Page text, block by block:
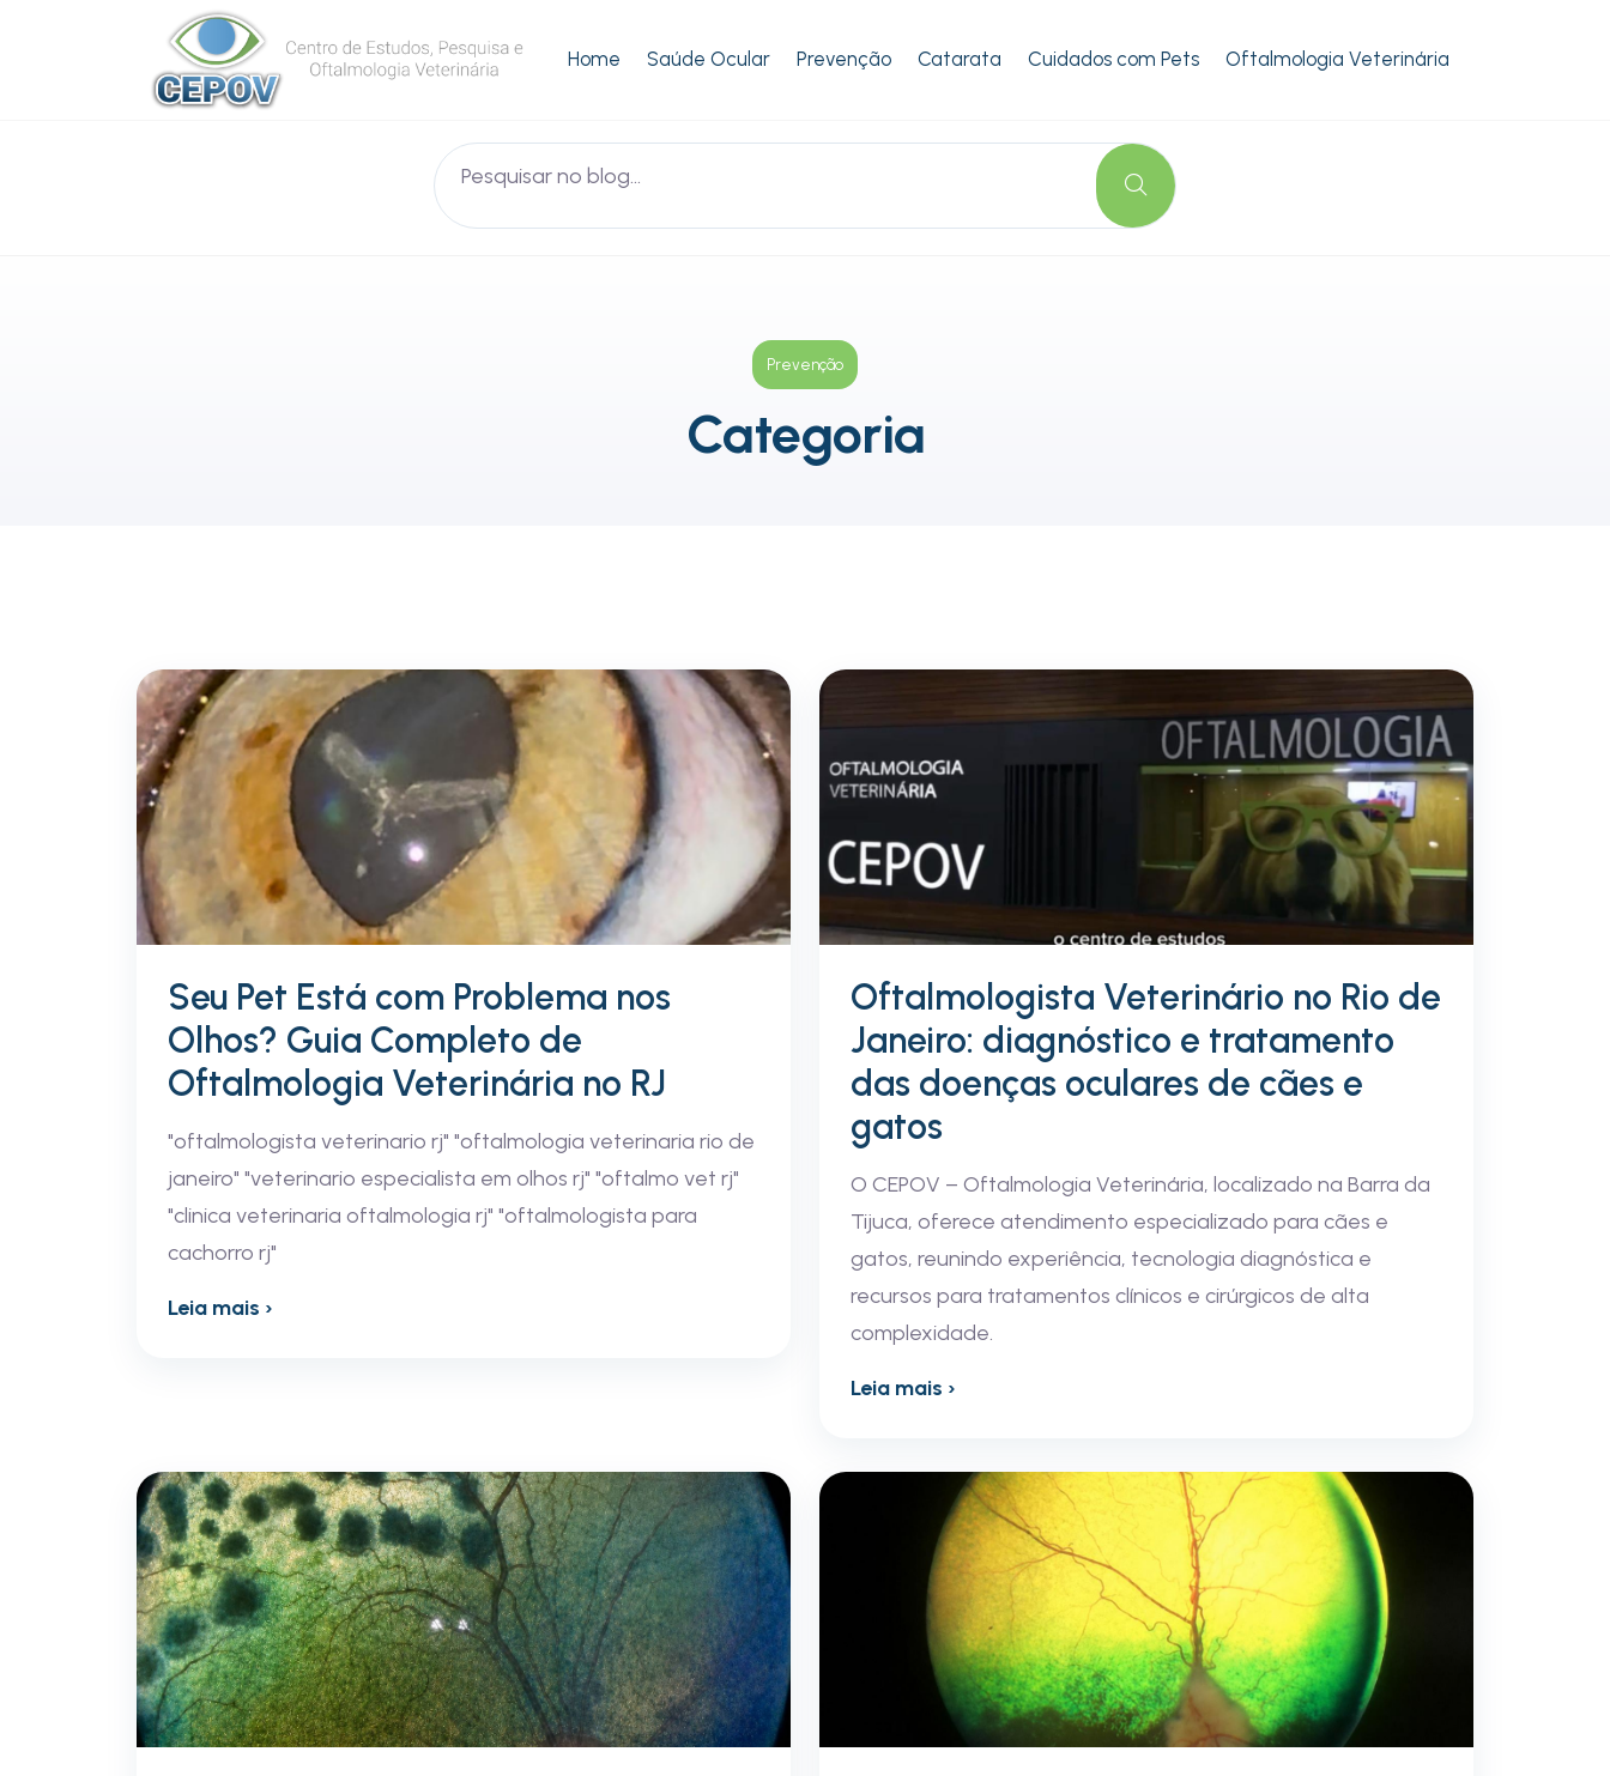
Home Saúde Ocular Prevenção Catarata Cuidados com Pets Oftalmologia Veterinária
Prevenção
Categoria
Seu Pet Está com Problema nos
Olhos? Guia Completo de
Oftalmologia Veterinária no RJ
"oftalmologista veterinario rj" "oftalmologia veterinaria rio de
janeiro" "veterinario especialista em olhos rj" "oftalmo vet rj"
"clinica veterinaria oftalmologia rj" "oftalmologista para
cachorro rj"
Leia mais ›
Oftalmologista Veterinário no Rio de
Janeiro: diagnóstico e tratamento
das doenças oculares de cães e
gatos
O CEPOV – Oftalmologia Veterinária, localizado na Barra da
Tijuca, oferece atendimento especializado para cães e
gatos, reunindo experiência, tecnologia diagnóstica e
recursos para tratamentos clínicos e cirúrgicos de alta
complexidade.
Leia mais ›